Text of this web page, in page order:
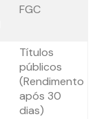
FGC
Títulos
públicos
(Rendimento
após 30
dias)